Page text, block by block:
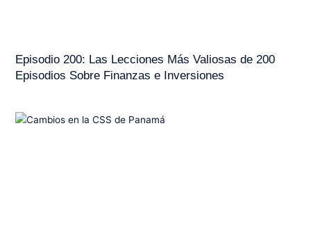
Episodio 200: Las Lecciones Más Valiosas de 200
Episodios Sobre Finanzas e Inversiones